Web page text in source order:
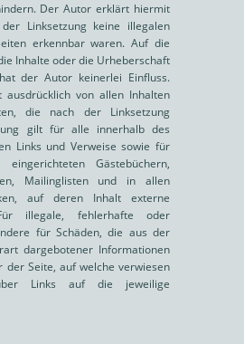
Der Autor erklärt hiermit
Linksetzung keine illegalen
erkennbar waren. Auf die
Inhalte oder die Urheberschaft
der Autor keinerlei Einfluss.
von allen Inhalten
die nach der Linksetzung
gilt für alle innerhalb des
Links und Verweise sowie für
Gästebüchern,
Mailinglisten und in allen
auf deren Inhalt externe
illegale, fehlerhafte oder
für Schäden, die aus der
dargebotener Informationen
Seite, auf welche verwiesen
Links auf die jeweilige